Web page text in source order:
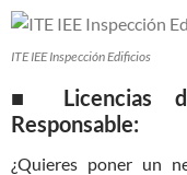
ITE IEE Inspección Edificios
■ Licencias
Responsable:
¿Quieres poner un